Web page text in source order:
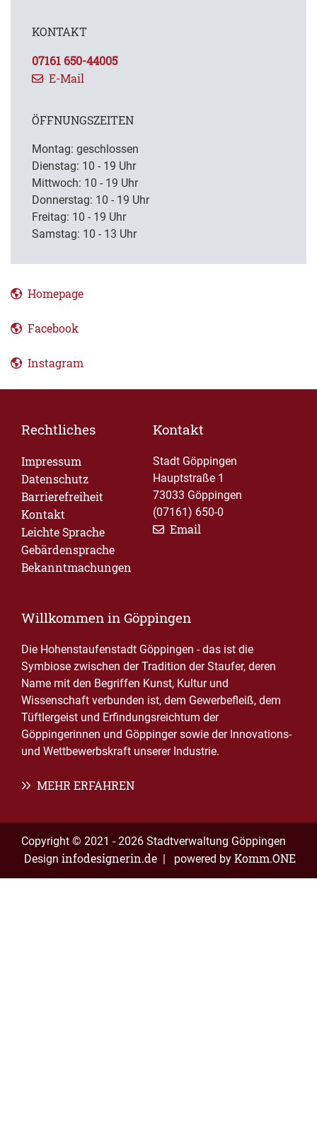
KONTAKT
07161 650-44005
E-Mail
ÖFFNUNGSZEITEN
Montag: geschlossen
Dienstag: 10 - 19 Uhr
Mittwoch: 10 - 19 Uhr
Donnerstag: 10 - 19 Uhr
Freitag: 10 - 19 Uhr
Samstag: 10 - 13 Uhr
Homepage
Facebook
Instagram
Rechtliches
Impressum
Datenschutz
Barrierefreiheit
Kontakt
Leichte Sprache
Gebärdensprache
Bekanntmachungen
Kontakt
Stadt Göppingen
Hauptstraße 1
73033 Göppingen
(07161) 650-0
Email
Willkommen in Göppingen
Die Hohenstaufenstadt Göppingen - das ist die
Symbiose zwischen der Tradition der Staufer, deren
Name mit den Begriffen Kunst, Kultur und
Wissenschaft verbunden ist, dem Gewerbefleiß, dem
Tüftlergeist und Erfindungsreichtum der
Göppingerinnen und Göppinger sowie der Innovations-
und Wettbewerbskraft unserer Industrie.
MEHR ERFAHREN
Copyright © 2021 - 2026 Stadtverwaltung Göppingen
Design infodesignerin.de | powered by Komm.ONE